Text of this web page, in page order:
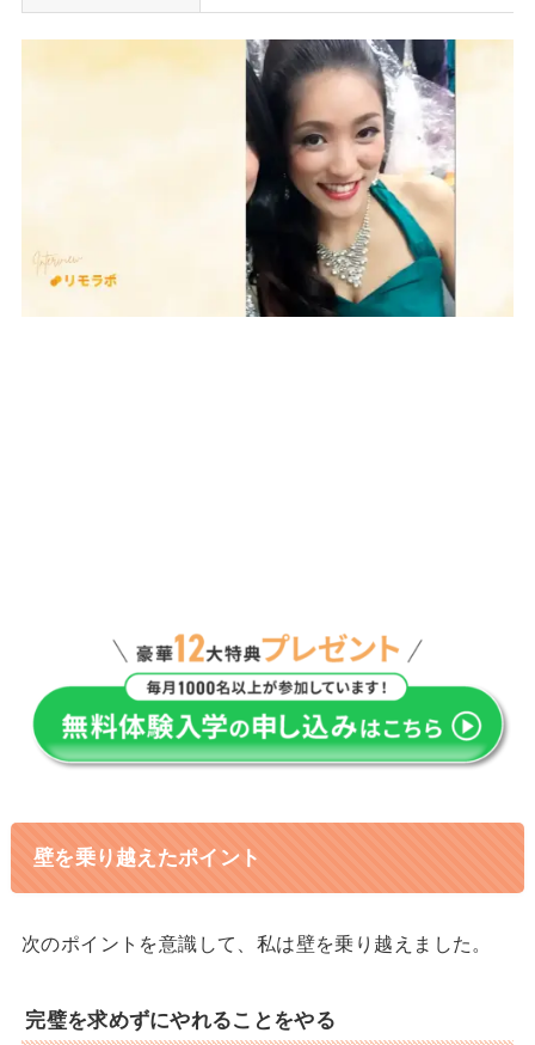
壁を乗り越えたポイント
次のポイントを意識して、私は壁を乗り越えました。
完璧を求めずにやれることをやる